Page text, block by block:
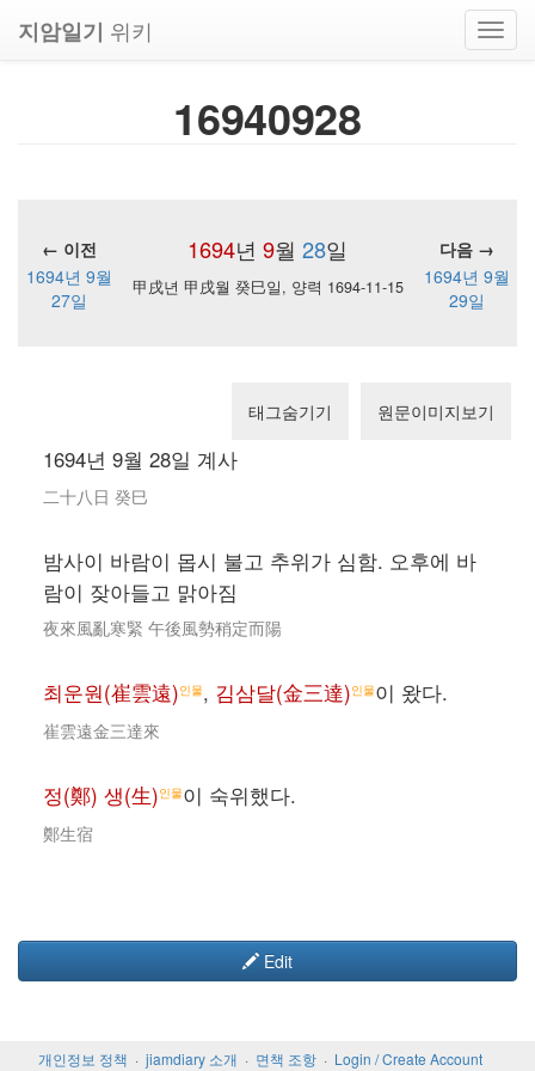
지암일기 위키
16940928
1694년 9월 28일
← 이전
다음 →
1694년 9월
27일
甲戌년 甲戌월 癸巳일, 양력 1694-11-15
1694년 9월
29일
태그숨기기 원문이미지보기
1694년 9월 28일 계사
二十八日 癸巳
밤사이 바람이 몹시 불고 추위가 심함. 오후에 바
람이 잦아들고 맑아짐
夜來風亂寒緊 午後風勢稍定而陽
최운원(崔雲遠)인물, 김삼달(金三達)인물이 왔다.
崔雲遠金三達來
정(鄭) 생(生)인물이 숙위했다.
鄭生宿
Edit
개인정보 정책 jiamdiary 소개 면책 조항
Login / Create Account